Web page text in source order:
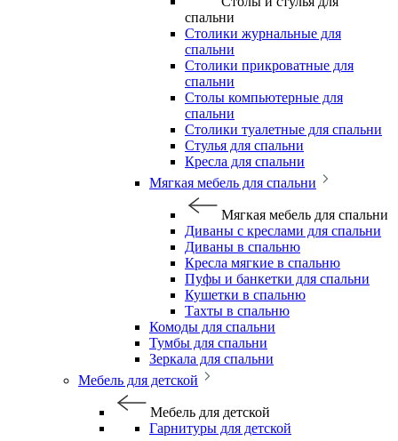
спальни
Столики журнальные для
спальни
Столики прикроватные для
спальни
Столы компьютерные для
спальни
Столики туалетные для спальни
Стулья для спальни
Кресла для спальни
Мягкая мебель для спальни
Мягкая мебель для спальни
Диваны с креслами для спальни
Диваны в спальню
Кресла мягкие в спальню
Пуфы и банкетки для спальни
Кушетки в спальню
Тахты в спальню
Комоды для спальни
Тумбы для спальни
Зеркала для спальни
Мебель для детской
Мебель для детской
Гарнитуры для детской